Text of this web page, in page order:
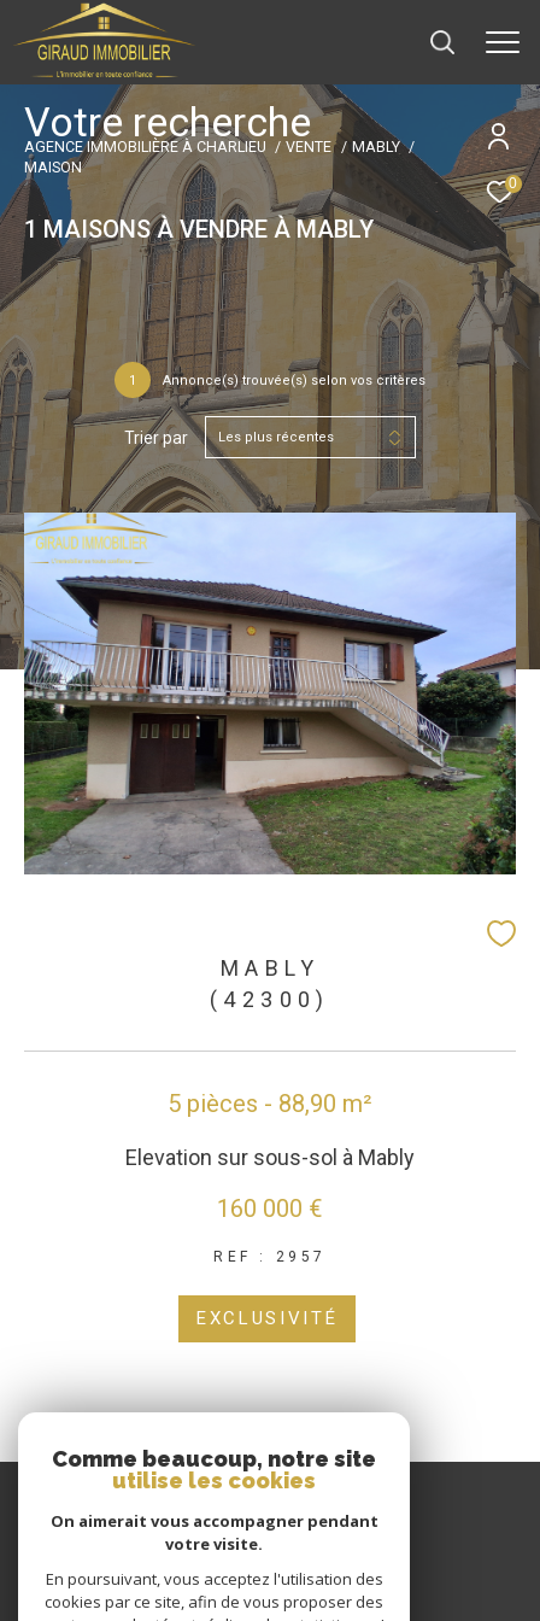
0
Votre recherche
AGENCE IMMOBILIÈRE À CHARLIEU VENTE
MABLY
MAISON
1 MAISONS À VENDRE À MABLY
1 Annonce(s) trouvée(s) selon vos critères
Trier par Les plus récentes
MABLY
(42300)
5 pièces - 88,90 m²
Elevation sur sous-sol à Mably
160 000 €
REF : 2957
EXCLUSIVITÉ
GIRAUD IMMOBILIER
CONTACT@GIRAUDIMMO.COM
Comme beaucoup, notre site
utilise les cookies
On aimerait vous accompagner pendant
votre visite.
En poursuivant, vous acceptez l'utilisation des
cookies par ce site, afin de vous proposer des